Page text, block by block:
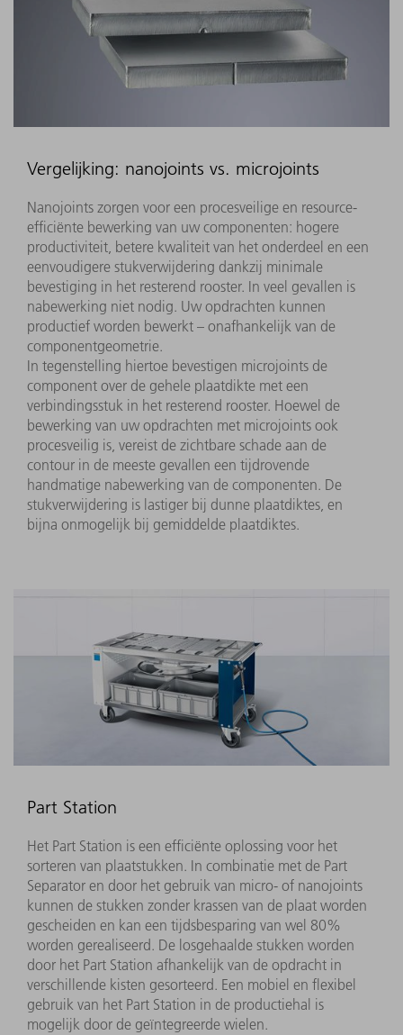
Vergelijking: nanojoints vs. microjoints
Nanojoints zorgen voor een procesveilige en resource-
efficiënte bewerking van uw componenten: hogere
productiviteit, betere kwaliteit van het onderdeel en een
eenvoudigere stukverwijdering dankzij minimale
bevestiging in het resterend rooster. In veel gevallen is
nabewerking niet nodig. Uw opdrachten kunnen
productief worden bewerkt – onafhankelijk van de
componentgeometrie.
In tegenstelling hiertoe bevestigen microjoints de
component over de gehele plaatdikte met een
verbindingsstuk in het resterend rooster. Hoewel de
bewerking van uw opdrachten met microjoints ook
procesveilig is, vereist de zichtbare schade aan de
contour in de meeste gevallen een tijdrovende
handmatige nabewerking van de componenten. De
stukverwijdering is lastiger bij dunne plaatdiktes, en
bijna onmogelijk bij gemiddelde plaatdiktes.
Part Station
Het Part Station is een efficiënte oplossing voor het
sorteren van plaatstukken. In combinatie met de Part
Separator en door het gebruik van micro- of nanojoints
kunnen de stukken zonder krassen van de plaat worden
gescheiden en kan een tijdsbesparing van wel 80%
worden gerealiseerd. De losgehaalde stukken worden
door het Part Station afhankelijk van de opdracht in
verschillende kisten gesorteerd. Een mobiel en flexibel
gebruik van het Part Station in de productiehal is
mogelijk door de geïntegreerde wielen.